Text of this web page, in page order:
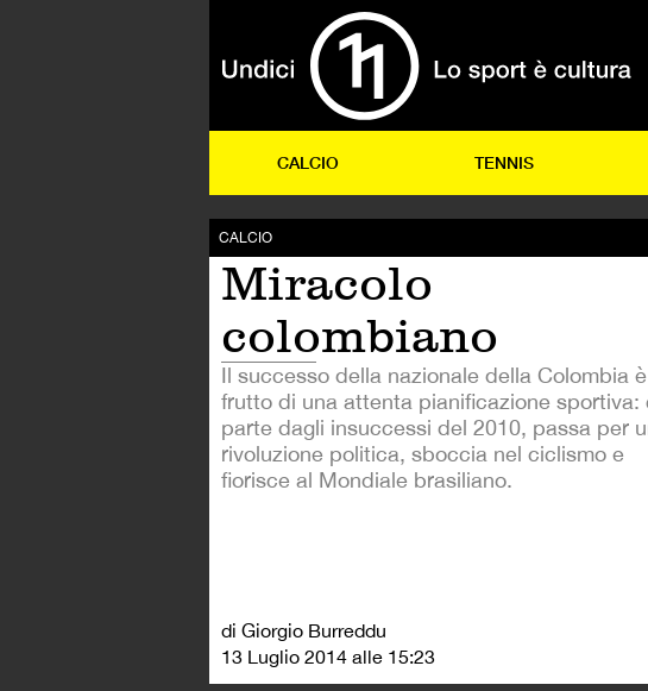
CALCIO TENNIS
CALCIO
Miracolo
colombiano
Il successo della nazionale della Colombia
frutto di una attenta pianificazione sportiva:
parte dagli insuccessi del 2010, passa per
rivoluzione politica, sboccia nel ciclismo e
fiorisce al Mondiale brasiliano.
di Giorgio Burreddu
13 Luglio 2014 alle 15:23